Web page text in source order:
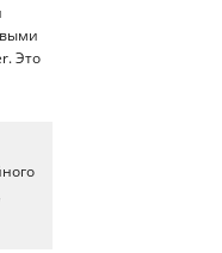
Это